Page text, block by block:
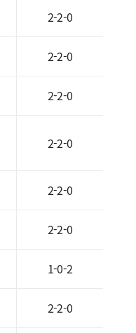
2-2-0
2-2-0
2-2-0
2-2-0
2-2-0
2-2-0
1-0-2
2-2-0